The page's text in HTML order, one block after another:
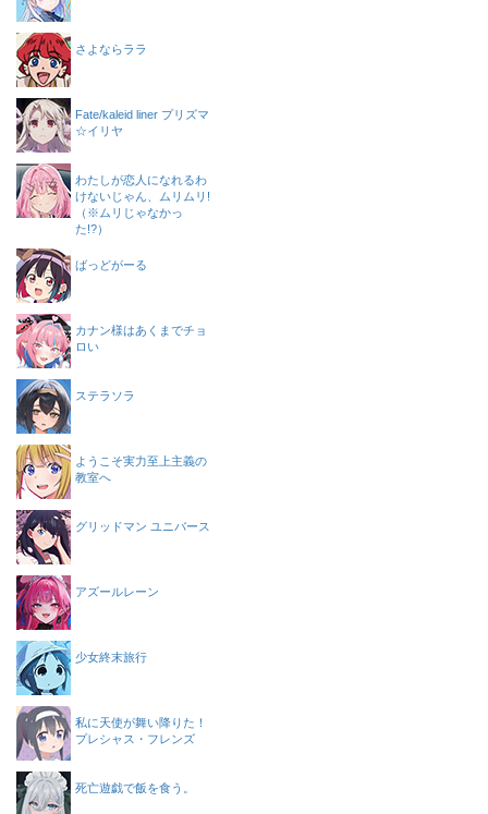
さよならララ
Fate/kaleid liner プリズマ
☆イリヤ
わたしが恋人になれるわ
けないじゃん、ムリムリ!
（※ムリじゃなかっ
た!?）
ばっどがーる
カナン様はあくまでチョ
ロい
ステラソラ
ようこそ実力至上主義の
教室へ
グリッドマン ユニバース
アズールレーン
少女終末旅行
私に天使が舞い降りた！
プレシャス・フレンズ
死亡遊戯で飯を食う。